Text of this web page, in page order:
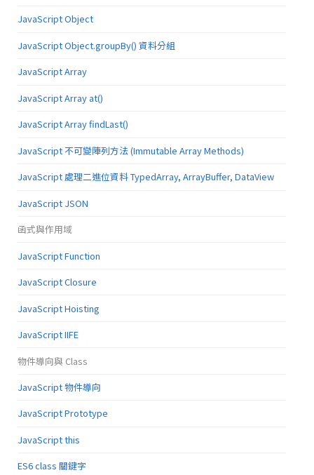
JavaScript Object
JavaScript Object.groupBy() 資料分組
JavaScript Array
JavaScript Array at()
JavaScript Array findLast()
JavaScript 不可變陣列方法 (Immutable Array Methods)
JavaScript 處理二進位資料 TypedArray, ArrayBuffer, DataView
JavaScript JSON
函式與作用域
JavaScript Function
JavaScript Closure
JavaScript Hoisting
JavaScript IIFE
物件導向與 Class
JavaScript 物件導向
JavaScript Prototype
JavaScript this
ES6 class 關鍵字